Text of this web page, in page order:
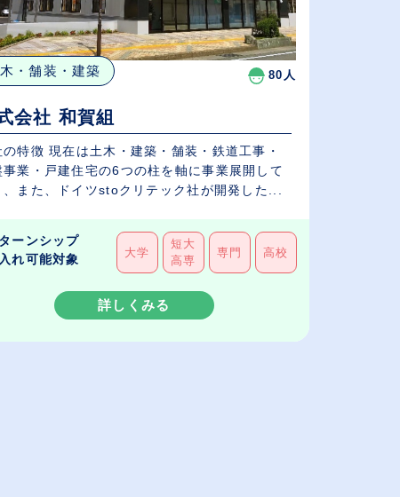
・舗装・建築 80人
会社 和賀組
の特徴 現在は土木・建築・舗装・鉄道工事・
事業・戸建住宅の6つの柱を軸に事業展開して
、また、ドイツstoクリテック社が開発した...
ーンシップ
れ可能対象
大学
短大
高専
専門 高校
詳しくみる